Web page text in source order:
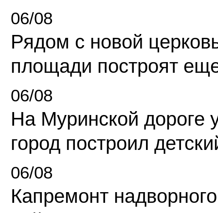
06/08
Рядом с новой
площади построят
06/08
На Муринской дороге
город построил
06/08
Капремонт